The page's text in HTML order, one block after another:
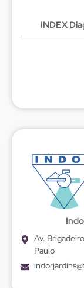
INDEX
Av.
Paulo